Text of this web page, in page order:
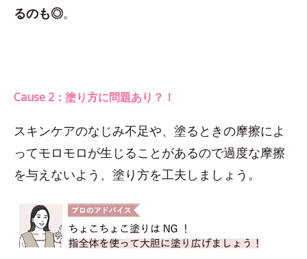
るのも◎。
Cause 2：塗り方に問題あり？！
スキンケアのなじみ不足や、塗るときの摩擦によ
ってモロモロが生じることがあるので過度な摩擦
を与えないよう、塗り方を工夫しましょう。